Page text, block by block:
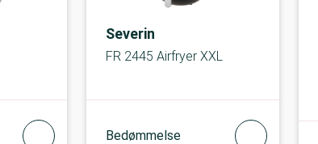
Severin
FR 2445 Airfryer XXL
Bedømmelse